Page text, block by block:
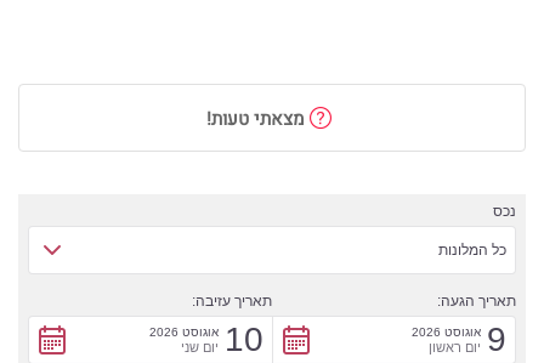
מצאתי טעות!
נכס
כל המלונות
תאריך הגעה:
9 אוגוסט 2026
יום ראשון
תאריך עזיבה:
10 אוגוסט 2026
יום שני